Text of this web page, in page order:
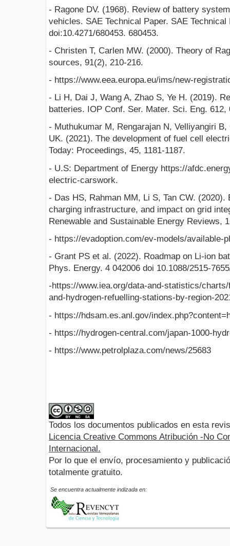
- Ragone DV. (1968). Review of battery
vehicles. SAE Technical Paper. SAE
doi:10.4271/680453. 680453.
- Christen T, Carlen MW. (2000). Theory of
sources, 91(2), 210-216.
- https://www.eea.europa.eu/ims/new-
- Li H, Dai J, Wang A, Zhao S, Ye H. (2019).
batteries. IOP Conf. Ser. Mater. Sci. Eng. 612,
- Muthukumar M, Rengarajan N, Velliyangiri
UK. (2021). The development of fuel cell
Today: Proceedings, 45, 1181-1187.
- U.S: Department of Energy https://
electric-carswork.
- Das HS, Rahman MM, Li S, Tan CW.
charging infrastructure, and impact on grid
Renewable and Sustainable Energy Reviews,
- https://evadoption.com/ev-models/available-
- Grant PS et al. (2022). Roadmap on Li-ion
Phys. Energy. 4 042006 doi 10.1088/2515-
-https://www.iea.org/data-and-statistics/
and-hydrogen-refuelling-stations-by-region-
- https://hdsam.es.anl.gov/
- https://hydrogen-central.com/japan-1000-
- https://www.petrolplaza.com/news/25683
Todos los documentos publicados en esta
Licencia Creative Commons Atribución -No
Internacional.
Por lo que el envío, procesamiento y
totalmente gratuito.
Se encuentra actualmente indizada en: